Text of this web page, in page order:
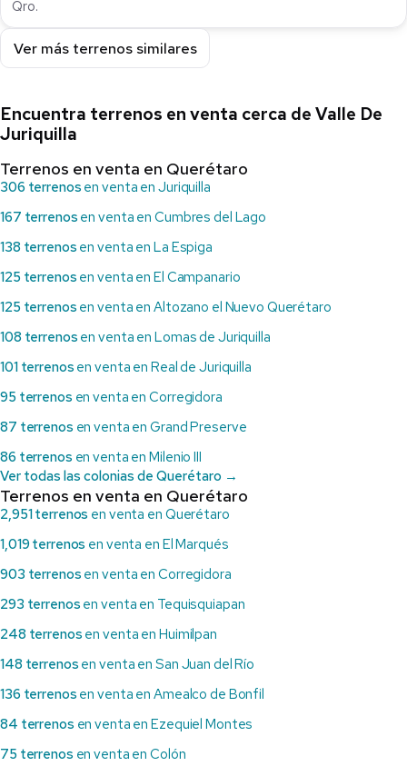
Qro.
Ver más terrenos similares
Encuentra terrenos en venta cerca de Valle De
Juriquilla
Terrenos en venta en Querétaro
306 terrenos en venta en Juriquilla
167 terrenos en venta en Cumbres del Lago
138 terrenos en venta en La Espiga
125 terrenos en venta en El Campanario
125 terrenos en venta en Altozano el Nuevo Querétaro
108 terrenos en venta en Lomas de Juriquilla
101 terrenos en venta en Real de Juriquilla
95 terrenos en venta en Corregidora
87 terrenos en venta en Grand Preserve
86 terrenos en venta en Milenio III
Ver todas las colonias de Querétaro →
Terrenos en venta en Querétaro
2,951 terrenos en venta en Querétaro
1,019 terrenos en venta en El Marqués
903 terrenos en venta en Corregidora
293 terrenos en venta en Tequisquiapan
248 terrenos en venta en Huimilpan
148 terrenos en venta en San Juan del Río
136 terrenos en venta en Amealco de Bonfil
84 terrenos en venta en Ezequiel Montes
75 terrenos en venta en Colón